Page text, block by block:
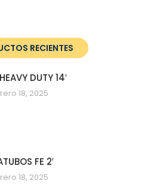
RECIENTES
DUTY 14′
18, 2025
FE 2′
18, 2025